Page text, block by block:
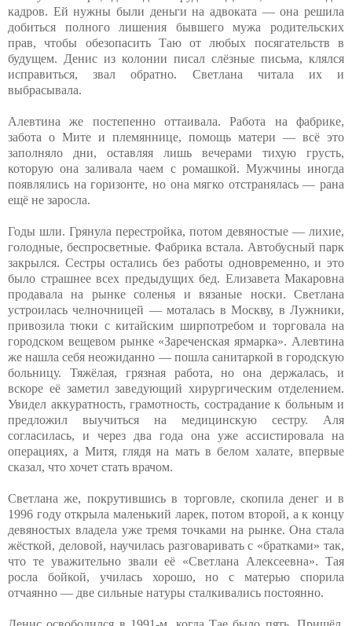
кадров. Ей нужны были деньги на адвоката — она решила
добиться полного лишения бывшего мужа родительских
прав, чтобы обезопасить Таю от любых посягательств в
будущем. Денис из колонии писал слёзные письма, клялся
исправиться, звал обратно. Светлана читала их и
выбрасывала.
Алевтина же постепенно оттаивала. Работа на фабрике,
забота о Мите и племяннице, помощь матери — всё это
заполняло дни, оставляя лишь вечерами тихую грусть,
которую она заливала чаем с ромашкой. Мужчины иногда
появлялись на горизонте, но она мягко отстранялась — рана
ещё не заросла.
Годы шли. Грянула перестройка, потом девяностые — лихие,
голодные, беспросветные. Фабрика встала. Автобусный парк
закрылся. Сестры остались без работы одновременно, и это
было страшнее всех предыдущих бед. Елизавета Макаровна
продавала на рынке соленья и вязаные носки. Светлана
устроилась челночницей — моталась в Москву, в Лужники,
привозила тюки с китайским ширпотребом и торговала на
городском вещевом рынке «Зареченская ярмарка». Алевтина
же нашла себя неожиданно — пошла санитаркой в городскую
больницу. Тяжёлая, грязная работа, но она держалась, и
вскоре её заметил заведующий хирургическим отделением.
Увидел аккуратность, грамотность, сострадание к больным и
предложил выучиться на медицинскую сестру. Аля
согласилась, и через два года она уже ассистировала на
операциях, а Митя, глядя на мать в белом халате, впервые
сказал, что хочет стать врачом.
Светлана же, покрутившись в торговле, скопила денег и в
1996 году открыла маленький ларек, потом второй, а к концу
девяностых владела уже тремя точками на рынке. Она стала
жёсткой, деловой, научилась разговаривать с «братками» так,
что те уважительно звали её «Светлана Алексеевна». Тая
росла бойкой, училась хорошо, но с матерью спорила
отчаянно — две сильные натуры сталкивались постоянно.